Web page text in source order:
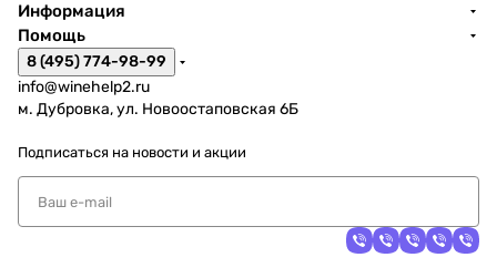
Информация
Помощь
8 (495) 774-98-99
info@winehelp2.ru
м. Дубровка, ул. Новоостаповская 6Б
Подписаться на новости и акции